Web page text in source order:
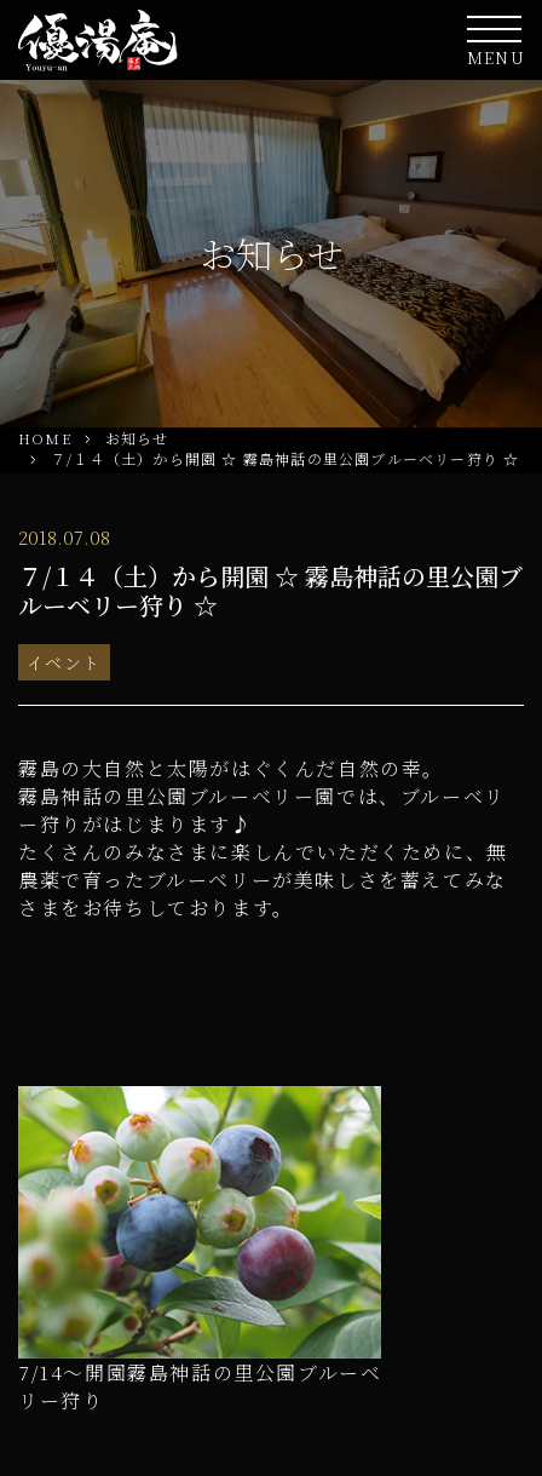
MENU
お知らせ
HOME
お知らせ
７/１４（土）から開園 ☆ 霧島神話の里公園ブルーベリー狩り ☆
2018.07.08
７/１４（土）から開園 ☆ 霧島神話の里公園ブ
ルーベリー狩り ☆
イベント
霧島の大自然と太陽がはぐくんだ自然の幸。
霧島神話の里公園ブルーベリー園では、ブルーベリ
ー狩りがはじまります♪
たくさんのみなさまに楽しんでいただくために、無
農薬で育ったブルーベリーが美味しさを蓄えてみな
さまをお待ちしております。
7/14～開園霧島神話の里公園ブルーベ
リー狩り